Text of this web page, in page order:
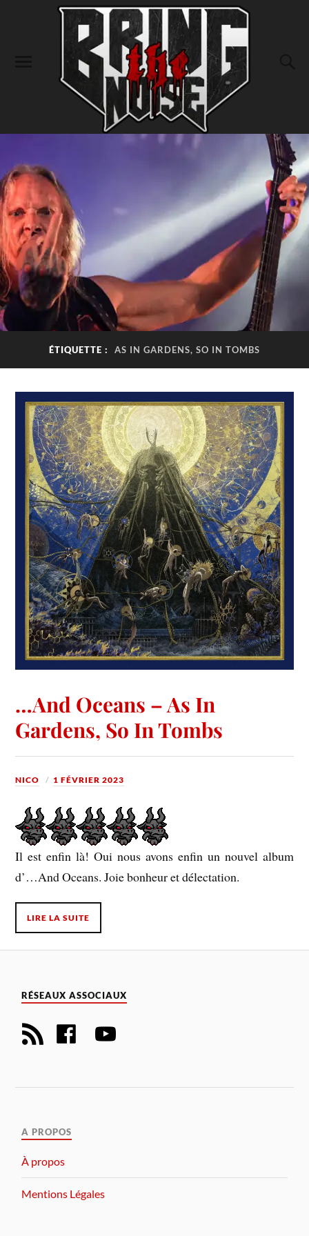
ÉTIQUETTE : AS IN GARDENS, SO IN TOMBS
…And Oceans – As In
Gardens, So In Tombs
NICO 1 FÉVRIER 2023
Il est enfin là! Oui nous avons enfin un nouvel album
d’…And Oceans. Joie bonheur et délectation.
LIRE LA SUITE
RÉSEAUX ASSOCIAUX
A PROPOS
À propos
Mentions Légales